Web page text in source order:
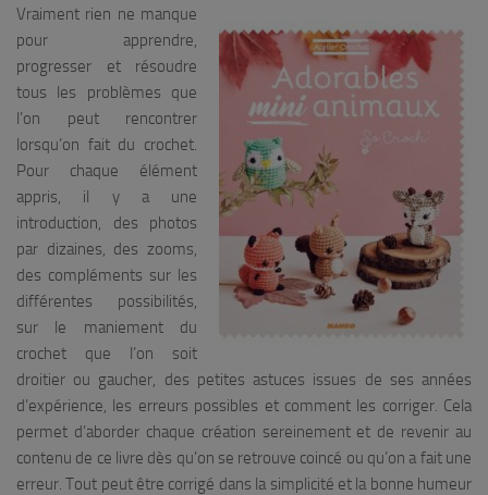
Vraiment rien ne manque
pour apprendre,
progresser et résoudre
tous les problèmes que
l’on peut rencontrer
lorsqu’on fait du crochet.
Pour chaque élément
appris, il y a une
introduction, des photos
par dizaines, des zooms,
des compléments sur les
différentes possibilités,
sur le maniement du
crochet que l’on soit
droitier ou gaucher, des petites astuces issues de ses années
d’expérience, les erreurs possibles et comment les corriger. Cela
permet d’aborder chaque création sereinement et de revenir au
contenu de ce livre dès qu’on se retrouve coincé ou qu’on a fait une
erreur. Tout peut être corrigé dans la simplicité et la bonne humeur